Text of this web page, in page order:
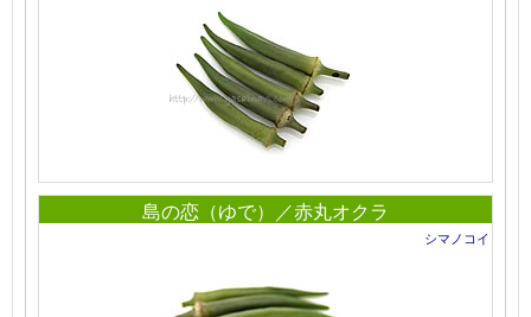
島の恋（ゆで）／赤丸オクラ
シマノコイ